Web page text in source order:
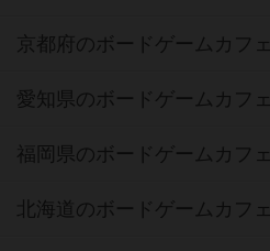
京都府のボードゲームカフェ
愛知県のボードゲームカフェ
福岡県のボードゲームカフェ
北海道のボードゲームカフェ